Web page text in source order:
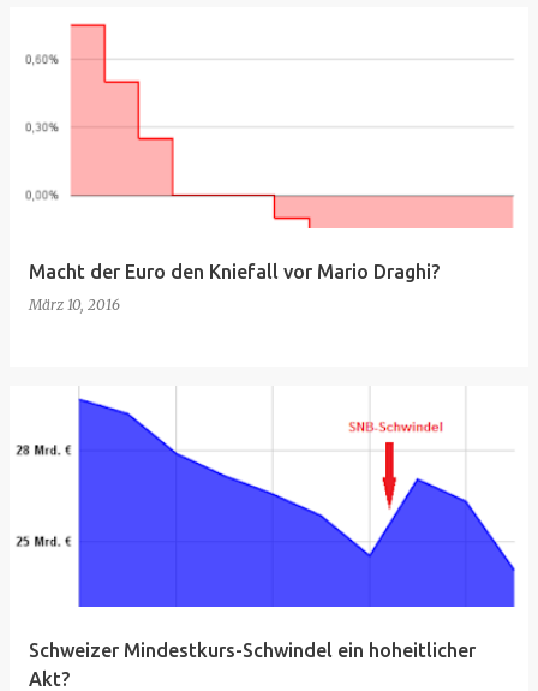
Macht der Euro den Kniefall vor Mario Draghi?
März 10, 2016
Schweizer Mindestkurs-Schwindel ein hoheitlicher
Akt?